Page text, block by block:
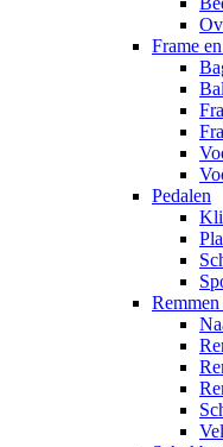
Frame
Pedalen